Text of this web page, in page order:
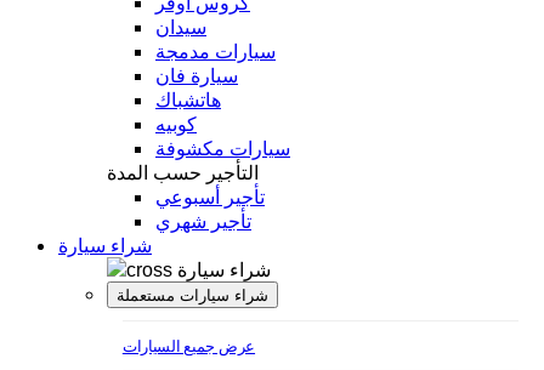
سيدان
سيارات مدمجة
سيارة فان
هاتشباك
كوبيه
سيارات مكشوفة
التأجير حسب المدة
تأجير أسبوعي
تأجير شهري
شراء سيارة
شراء سيارة
شراء سيارات مستعملة
عرض جميع السيارات